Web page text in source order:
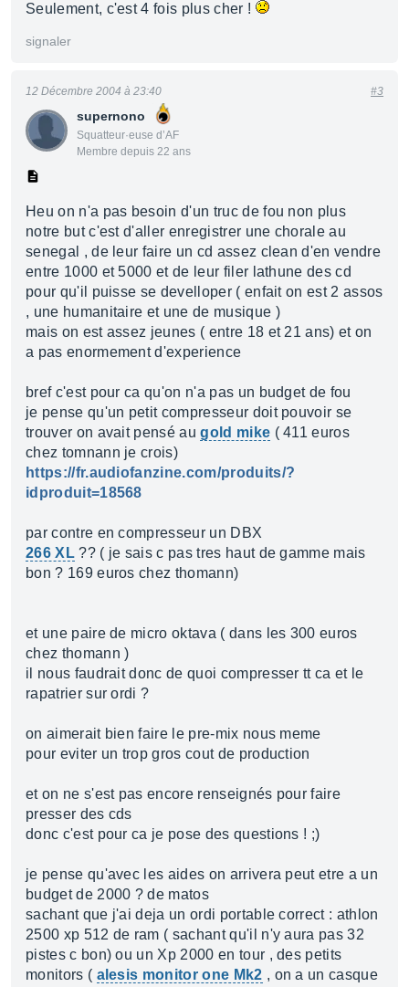
Seulement, c'est 4 fois plus cher !
signaler
supernono
Squatteur·euse d’AF
Membre depuis 22 ans
12 Décembre 2004 à 23:40 #3
Heu on n'a pas besoin d'un truc de fou non plus
notre but c'est d'aller enregistrer une chorale au
senegal , de leur faire un cd assez clean d'en vendre
entre 1000 et 5000 et de leur filer lathune des cd
pour qu'il puisse se develloper ( enfait on est 2 assos
, une humanitaire et une de musique )
mais on est assez jeunes ( entre 18 et 21 ans) et on
a pas enormement d'experience
bref c'est pour ca qu'on n'a pas un budget de fou
je pense qu'un petit compresseur doit pouvoir se
trouver on avait pensé augold mike ( 411 euros
chez tomnann je crois)
https://fr.audiofanzine.com/produits/?
idproduit=18568
par contre en compresseur un DBX
266 XL?? ( je sais c pas tres haut de gamme mais
bon ? 169 euros chez thomann)
et une paire de micro oktava ( dans les 300 euros
chez thomann )
il nous faudrait donc de quoi compresser tt ca et le
rapatrier sur ordi ?
on aimerait bien faire le pre-mix nous meme
pour eviter un trop gros cout de production
et on ne s'est pas encore renseignés pour faire
presser des cds
donc c'est pour ca je pose des questions ! ;)
je pense qu'avec les aides on arrivera peut etre a un
budget de 2000 ? de matos
sachant que j'ai deja un ordi portable correct : athlon
2500 xp 512 de ram ( sachant qu'il n'y aura pas 32
pistes c bon) ou un Xp 2000 en tour , des petits
monitors ( alesis monitor one Mk2 , on a un casque